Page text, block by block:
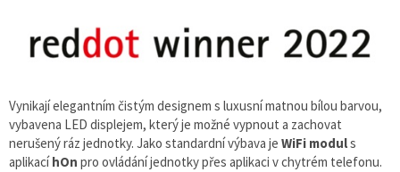
Vynikají elegantním čistým designem s luxusní matnou bílou barvou,
vybavena LED displejem, který je možné vypnout a zachovat
nerušený ráz jednotky. Jako standardní výbava je WiFi moduls
aplikacíhOn pro ovládání jednotky přes aplikaci v chytrém telefonu.